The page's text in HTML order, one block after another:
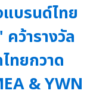
บรนด์ไทย
ว้ารางวัล
ทยกวาด
& YWN